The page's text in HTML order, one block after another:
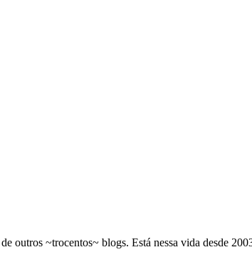
outros ~trocentos~ blogs. Está nessa vida desde